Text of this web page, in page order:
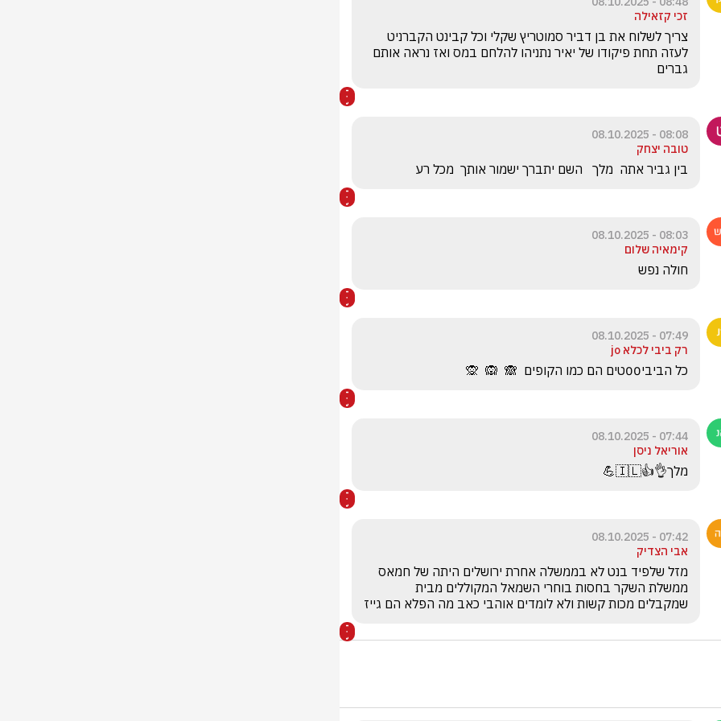
זכי קזאילה
גברים
08:08 - 08.10.2025
טובה יצחק
בין גביר אתה  מלך   השם יתברך ישמור אותך  מכל רע
08:03 - 08.10.2025
קימאיה שלום
חולה נפש
07:49 - 08.10.2025
רק ביבי לכלא jo
כל הביבי00טים הם כמו הקופים  🙈  🙉  🙊
07:44 - 08.10.2025
אוריאל ניסן
מלך👌👍🇮🇱💪
07:42 - 08.10.2025
אבי הצדיק
שמקבלים מכות קשות ולא לומדים אוהבי כאב מה הפלא הם גייז